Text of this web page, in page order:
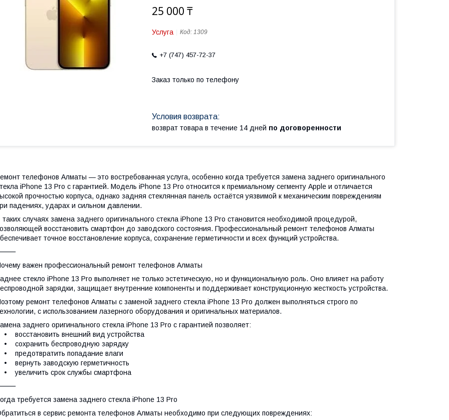
25 000 ₸
Услуга Код: 1309
+7 (747) 457-72-37
Заказ только по телефону
возврат товара в течение 14 дней по договоренности
телефонов Алматы — это востребованная услуга, особенно когда требуется замена заднего оригинального
iPhone 13 Pro с гарантией. Модель iPhone 13 Pro относится к премиальному сегменту Apple и отличается
прочностью корпуса, однако задняя стеклянная панель остаётся уязвимой к механическим повреждениям
падениях, ударах и сильном давлении.
таких случаях замена заднего оригинального стекла iPhone 13 Pro становится необходимой процедурой,
восстановить смартфон до заводского состояния. Профессиональный ремонт телефонов Алматы
точное восстановление корпуса, сохранение герметичности и всех функций устройства.
важен профессиональный ремонт телефонов Алматы
стекло iPhone 13 Pro выполняет не только эстетическую, но и функциональную роль. Оно влияет на работу
зарядки, защищает внутренние компоненты и поддерживает конструкционную жесткость устройства.
ремонт телефонов Алматы с заменой заднего стекла iPhone 13 Pro должен выполняться строго по
с использованием лазерного оборудования и оригинальных материалов.
заднего оригинального стекла iPhone 13 Pro с гарантией позволяет:
восстановить внешний вид устройства
сохранить беспроводную зарядку
предотвратить попадание влаги
вернуть заводскую герметичность
увеличить срок службы смартфона
требуется замена заднего стекла iPhone 13 Pro
в сервис ремонта телефонов Алматы необходимо при следующих повреждениях: